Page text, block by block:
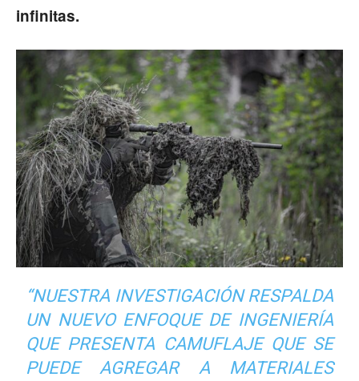
infinitas.
“NUESTRA INVESTIGACIÓN RESPALDA
UN NUEVO ENFOQUE DE INGENIERÍA
QUE PRESENTA CAMUFLAJE QUE SE
PUEDE AGREGAR A MATERIALES